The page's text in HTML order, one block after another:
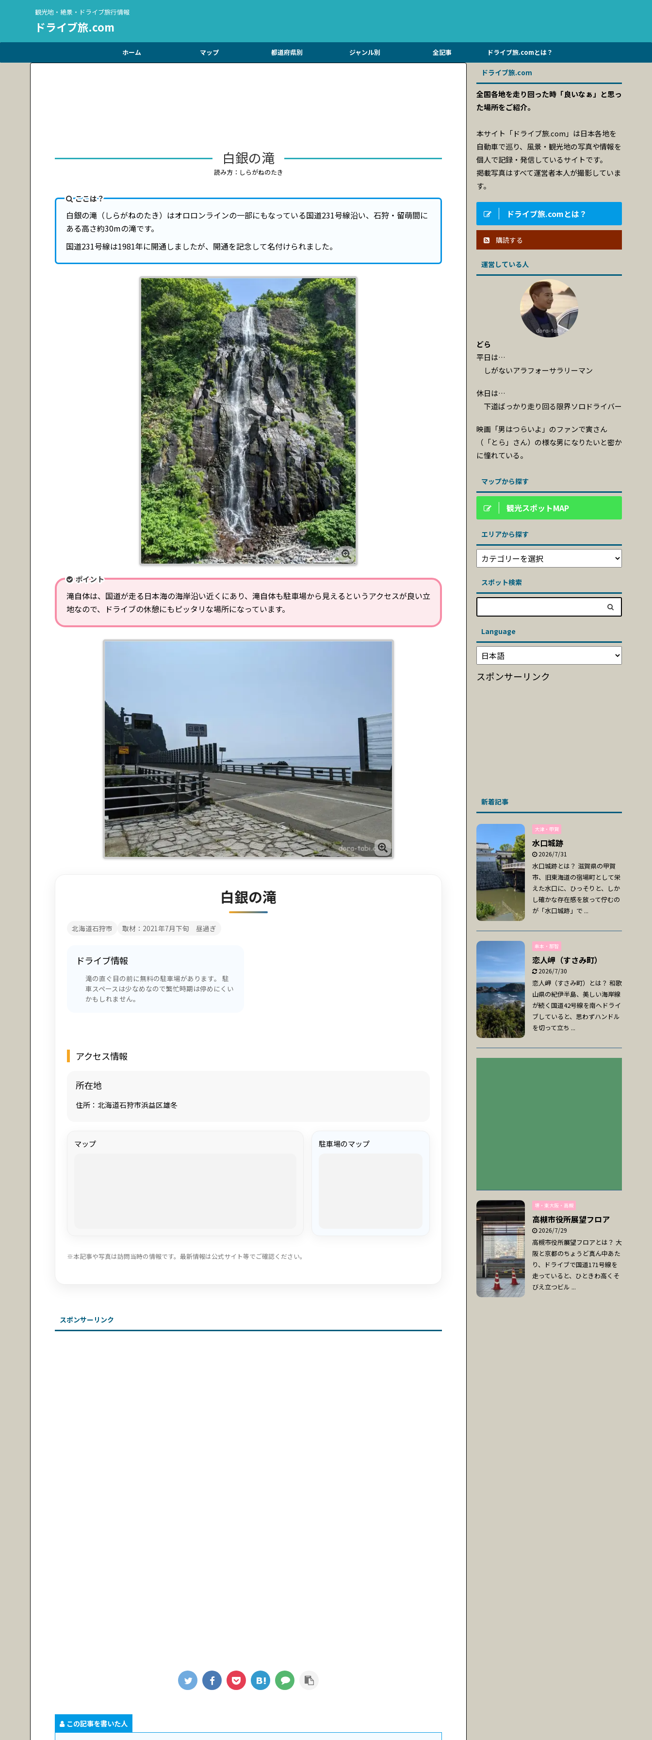
観光地・絶景・ドライブ旅行情報
ドライブ旅.com
ホーム マップ 都道府県別 ジャンル別 全記事 ドライブ旅.comとは？
白銀の滝
読み方：しらがねのたき
ここは？
白銀の滝（しらがねのたき）はオロロンラインの一部にもなっている国道231号線沿い、石狩・留萌間に
ある高さ約30mの滝です。
国道231号線は1981年に開通しましたが、開通を記念して名付けられました。
ポイント
滝自体は、国道が走る日本海の海岸沿い近くにあり、滝自体も駐車場から見えるというアクセスが良い立
地なので、ドライブの休憩にもピッタリな場所になっています。
白銀の滝
北海道石狩市 取材：2021年7月下旬 昼過ぎ
ドライブ情報
滝の直ぐ目の前に無料の駐車場があります。 駐
車スペースは少なめなので繁忙時期は停めにくい
かもしれません。
アクセス情報
所在地
住所：北海道石狩市浜益区雄冬
マップ 駐車場のマップ
※本記事や写真は訪問当時の情報です。最新情報は公式サイト等でご確認ください。
スポンサーリンク
この記事を書いた人
ドライブ旅.com
全国各地を走り回った時「良いなぁ」と思っ
た場所をご紹介。
本サイト「ドライブ旅.com」は日本各地を
自動車で巡り、風景・観光地の写真や情報を
個人で記録・発信しているサイトです。
掲載写真はすべて運営者本人が撮影していま
す。
ドライブ旅.comとは？
購読する
運営している人
どら
平日は…
しがないアラフォーサラリーマン
休日は…
下道ばっかり走り回る限界ソロドライバー
映画「男はつらいよ」のファンで寅さん
（「とら」さん）の様な男になりたいと密か
に憧れている。
マップから探す
観光スポットMAP
エリアから探す
スポット検索
Language
スポンサーリンク
新着記事
大津・甲賀
水口城跡
2026/7/31
水口城跡とは？ 滋賀県の甲賀
市、旧東海道の宿場町として栄
えた水口に、ひっそりと、しか
し確かな存在感を放って佇むの
が「水口城跡」で ...
串本・那智
恋人岬（すさみ町）
2026/7/30
恋人岬（すさみ町）とは？ 和歌
山県の紀伊半島、美しい海岸線
が続く国道42号線を南へドライ
ブしていると、思わずハンドル
を切って立ち ...
堺・東大阪・高槻
高槻市役所展望フロア
2026/7/29
高槻市役所展望フロアとは？ 大
阪と京都のちょうど真ん中あた
り、ドライブで国道171号線を
走っていると、ひときわ高くそ
びえ立つビル ...